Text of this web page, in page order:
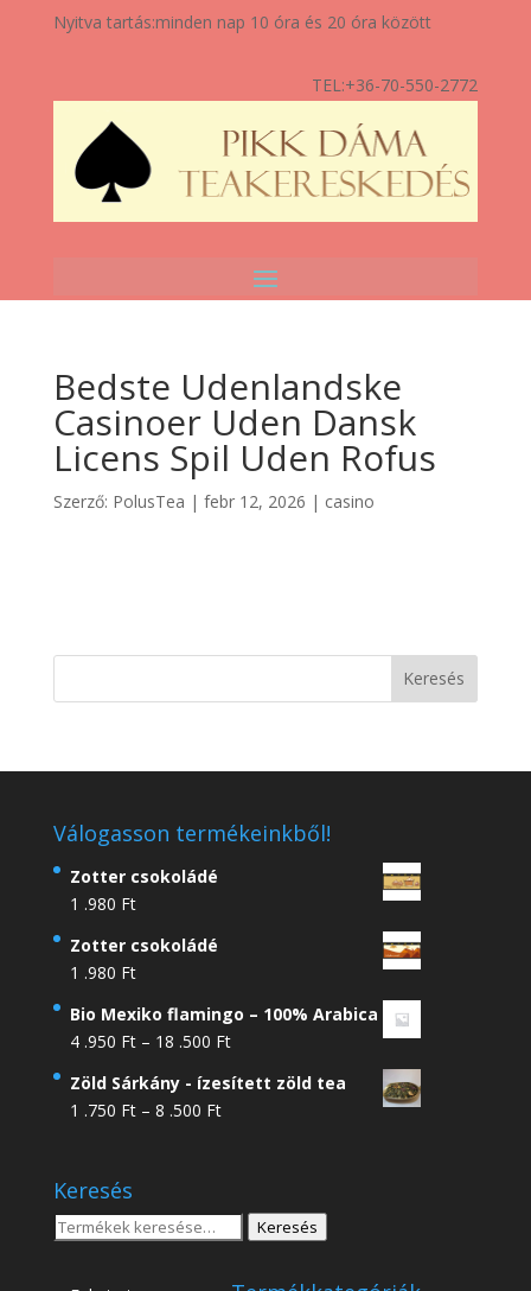
Nyitva tartás:minden nap 10 óra és 20 óra között
TEL:+36-70-550-2772
Bedste Udenlandske
Casinoer Uden Dansk
Licens Spil Uden Rofus
Szerző: PolusTea | febr 12, 2026 | casino
Válogasson termékeinkből!
Zotter csokoládé
1 .980 Ft
Zotter csokoládé
1 .980 Ft
Bio Mexiko flamingo – 100% Arabica
4 .950 Ft – 18 .500 FtÁrtartomány:
.950 Ft
Zöld Sárkány - ízesített zöld tea
1 .750 Ft – 8 .500 FtÁrtartomány:
8
.500 Ft
Keresés
Keresés
Keresés